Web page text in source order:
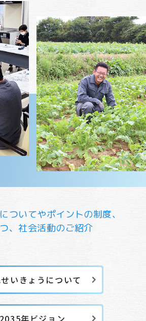
ついてやポイントの制度、
、社会活動のご紹介
いきょうについて